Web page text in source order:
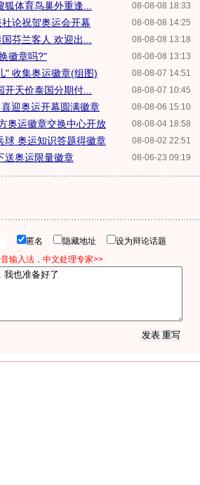
08-08-08 18:33
体育鸟巢外重逢...
08-08-08 14:25
论祝贺奥运会开幕
08-08-08 13:18
芬兰客人 欢迎出...
08-08-08 13:13
徽章吗?"
08-08-07 14:51
" 收集奥运徽章(组图)
08-08-07 10:45
天价泰国分期付...
08-08-06 15:10
迎奥运开幕圆满徽章
08-08-04 18:58
奥运徽章交换中心开放
08-08-02 22:51
球 奥运知识答题得徽章
08-06-23 09:19
送奥运限量徽章
匿名 隐藏地址
设为辩论话题
输入法，中文处理专家>>